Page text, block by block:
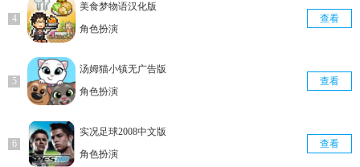
美食梦物语汉化版
角色扮演
查看
汤姆猫小镇无广告版
角色扮演
查看
实况足球2008中文版
角色扮演
查看